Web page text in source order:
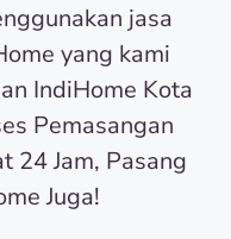
jasa
yang kami
IndiHome Kota
Pemasangan
24 Jam, Pasang
Juga!